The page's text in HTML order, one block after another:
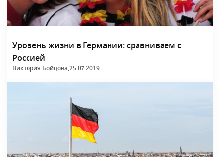
Уровень жизни в Германии: сравниваем с
Россией
Виктория Бойцова,25.07.2019